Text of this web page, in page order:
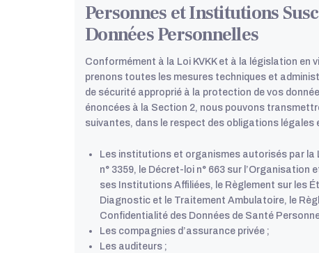
Personnes et Institutions
Données Personnelles
Conformément à la Loi KVKK et à la législation en
prenons toutes les mesures techniques et
de sécurité approprié à la protection de vos
énoncées à la Section 2, nous pouvons
suivantes, dans le respect des obligations légales
Les institutions et organismes autorisés par la
n° 3359, le Décret-loi n° 663 sur
ses Institutions Affiliées, le Règlement sur les
Diagnostic et le Traitement Ambulatoire, le
Confidentialité des Données de Santé
Les compagnies d’assurance privée ;
Les auditeurs ;